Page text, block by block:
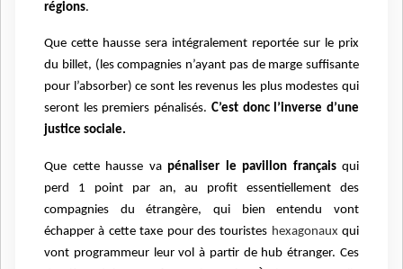
régions.
Que cette hausse sera intégralement reportée sur le prix
du billet, (les compagnies n’ayant pas de marge suffisante
pour l’absorber) ce sont les revenus les plus modestes qui
seront les premiers pénalisés. C’est donc l’inverse d’une
justice sociale.
Que cette hausse va pénaliser le pavillon françaisqui
perd 1 point par an, au profit essentiellement des
compagnies du étrangère, qui bien entendu vont
échapper à cette taxe pour des touristes hexagonaux qui
vont programmeur leur vol à partir de hub étranger. Ces